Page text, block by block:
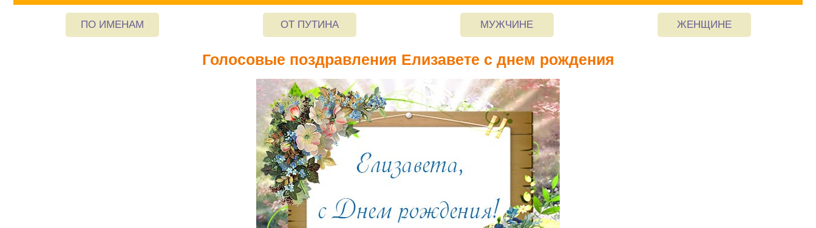
ПО ИМЕНАМ ОТ ПУТИНА МУЖЧИНЕ ЖЕНЩИНЕ
Голосовые поздравления Елизавете с днем рождения